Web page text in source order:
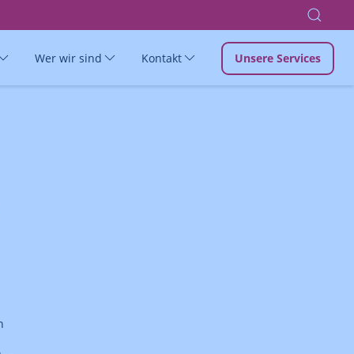
Wer wir sind Kontakt Unsere Services